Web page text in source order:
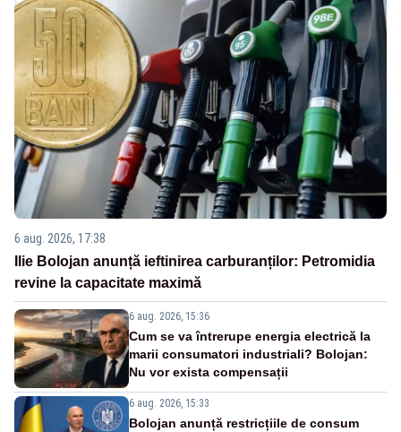
6 aug. 2026, 17:38
Ilie Bolojan anunță ieftinirea carburanților: Petromidia
revine la capacitate maximă
6 aug. 2026, 15:36
Cum se va întrerupe energia electrică la
marii consumatori industriali? Bolojan:
Nu vor exista compensații
6 aug. 2026, 15:33
Bolojan anunță restricțiile de consum